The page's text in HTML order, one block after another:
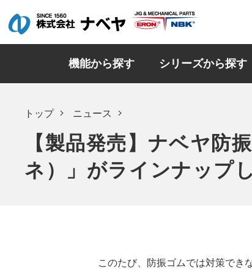
機能から探す シリーズから探す
トップ ニュース
【製品発売】ナベヤ防
ネ）」がラインナップ
このたび、防振ゴムでは対策でき